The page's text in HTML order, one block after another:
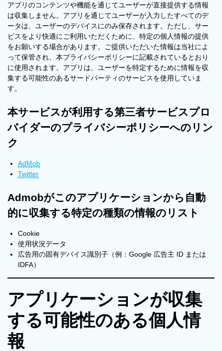
アプリのコンテンツや機能を通じてユーザーが直接提供する情報
は収集しません。アプリを通じてユーザーが入力したすべてのデ
ータは、ユーザーのデバイスにのみ保存されます。ただし、サー
ビスをより快適にご利用いただくために、特定の個人情報の提供
をお願いする場合があります。ご提供いただいた情報は当社によ
って保管され、本プライバシーポリシーに記載されているとおり
に使用されます。アプリは、ユーザーを特定するために情報を収
集する可能性のあるサードパーティのサービスを使用していま
す。
本サービスが利用する第三者サービスプロ
バイダーのプライバシーポリシーへのリン
ク
AdMob
Twitter
Admobがこのアプリケーションから自動
的に収集する特定の種類の情報のリスト
Cookie
使用状況データ
広告用の固有デバイス識別子（例：Google 広告主 ID または
IDFA）
アプリケーションが収集
する可能性のある個人情
報